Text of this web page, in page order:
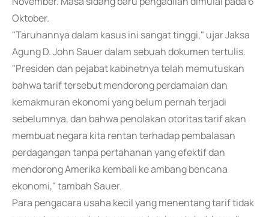
Oktober.
"Taruhannya dalam kasus ini sangat tinggi," ujar Jaksa
Agung D. John Sauer dalam sebuah dokumen tertulis.
"Presiden dan pejabat kabinetnya telah memutuskan
bahwa tarif tersebut mendorong perdamaian dan
kemakmuran ekonomi yang belum pernah terjadi
sebelumnya, dan bahwa penolakan otoritas tarif akan
membuat negara kita rentan terhadap pembalasan
perdagangan tanpa pertahanan yang efektif dan
mendorong Amerika kembali ke ambang bencana
ekonomi," tambah Sauer.
Para pengacara usaha kecil yang menentang tarif tidak